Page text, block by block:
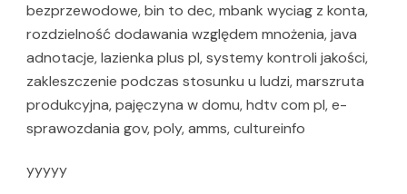
bezprzewodowe, bin to dec, mbank wyciag z konta,
rozdzielność dodawania względem mnożenia, java
adnotacje, lazienka plus pl, systemy kontroli jakości,
zakleszczenie podczas stosunku u ludzi, marszruta
produkcyjna, pajęczyna w domu, hdtv com pl, e-
sprawozdania gov, poly, amms, cultureinfo
yyyyy